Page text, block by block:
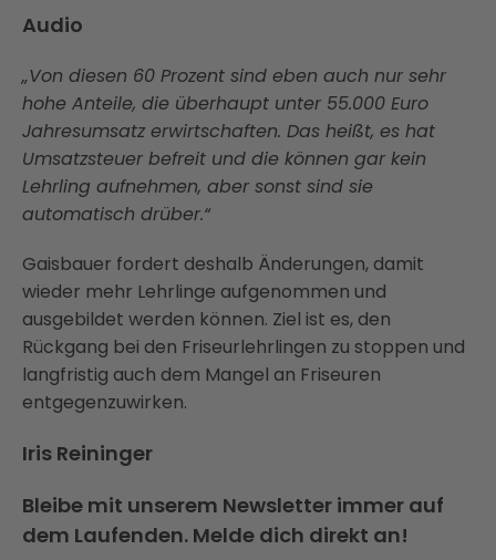
Audio
„Von diesen 60 Prozent sind eben auch nur sehr
hohe Anteile, die überhaupt unter 55.000 Euro
Jahresumsatz erwirtschaften. Das heißt, es hat
Umsatzsteuer befreit und die können gar kein
Lehrling aufnehmen, aber sonst sind sie
automatisch drüber.“
Gaisbauer fordert deshalb Änderungen, damit
wieder mehr Lehrlinge aufgenommen und
ausgebildet werden können. Ziel ist es, den
Rückgang bei den Friseurlehrlingen zu stoppen und
langfristig auch dem Mangel an Friseuren
entgegenzuwirken.
Iris Reininger
Bleibe mit unserem Newsletter immer auf
dem Laufenden. Melde dich direkt an!